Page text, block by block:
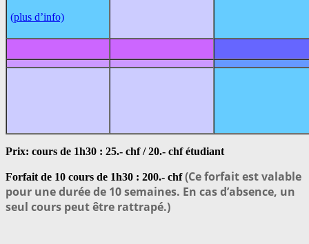
(plus d’info)
Prix: cours de 1h30 : 25.- chf / 20.- chf étudiant
Forfait de 10 cours de 1h30 : 200.- chf(Ce forfait est valable
pour une durée de 10 semaines. En cas d’absence, un
seul cours peut être rattrapé.)